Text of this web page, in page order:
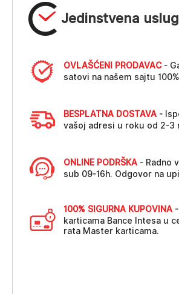
Jedinstvena
OVLAŠĆENI PRODAVAC-
satovi na našem sajtu
BESPLATNA DOSTAVA -
vašoj adresi u roku od 2-3
ONLINE PODRŠKA - Radno
sub 09-16h. Odgovor na
100% SIGURNA KUPOVINA
karticama Bance Intesa u
rata Master karticama.